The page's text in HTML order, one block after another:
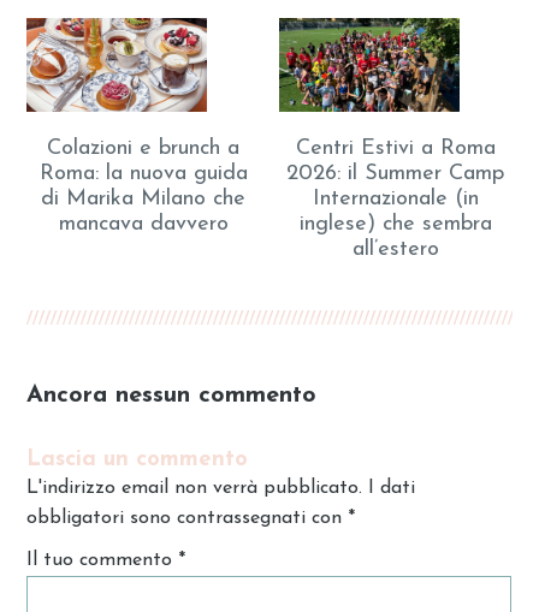
Colazioni e brunch a
Roma: la nuova guida
di Marika Milano che
mancava davvero
Centri Estivi a Roma
2026: il Summer Camp
Internazionale (in
inglese) che sembra
all’estero
Ancora nessun commento
Lascia un commento
L'indirizzo email non verrà pubblicato. I dati
obbligatori sono contrassegnati con *
Il tuo commento *